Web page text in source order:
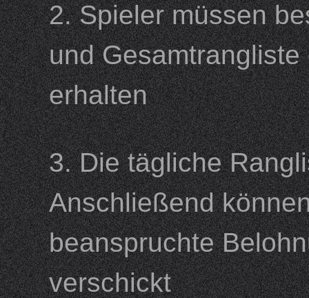
2. Spieler müssen
und
erhalten
3. Die tägliche
Anschließend
beanspruchte
verschickt